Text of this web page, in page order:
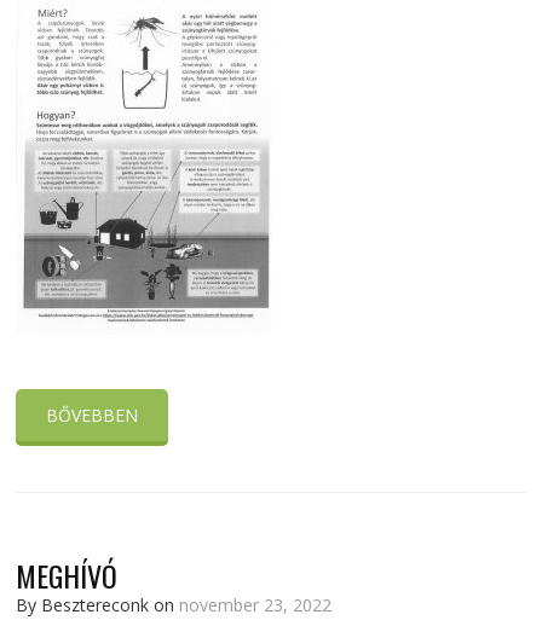
BŐVEBBEN
MEGHÍVÓ
By Besztereconk on november 23, 2022